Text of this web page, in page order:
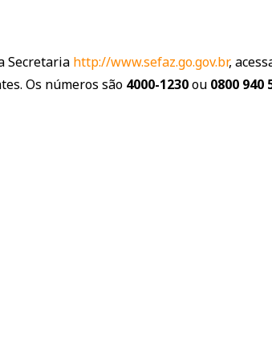
Secretaria http://www.sefaz.go.gov.br,
Os números são 4000-1230ou 0800 940